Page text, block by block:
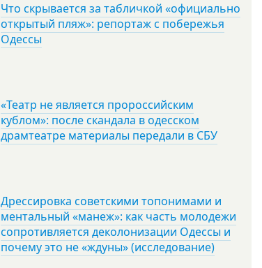
Что скрывается за табличкой «официально
открытый пляж»: репортаж с побережья
Одессы
«Театр не является пророссийским
кублом»: после скандала в одесском
драмтеатре материалы передали в СБУ
Дрессировка советскими топонимами и
ментальный «манеж»: как часть молодежи
сопротивляется деколонизации Одессы и
почему это не «ждуны» (исследование)